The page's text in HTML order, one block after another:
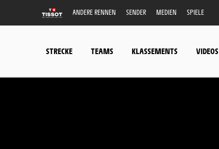
ANDERE RENNEN SENDER MEDIEN SPIELE
STRECKE TEAMS KLASSEMENTS VIDEOS